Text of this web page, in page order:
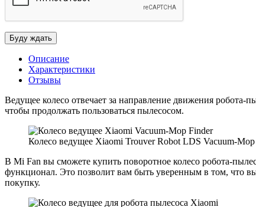
Описание
Характеристики
Отзывы
Ведущее колесо отвечает за направление движения робота-
чтобы продолжать пользоваться пылесосом.
Колесо ведущее Xiaomi Trouver Robot LDS Vacuum-
В Mi Fan вы сможете купить поворотное колесо робота-
функционал. Это позволит вам быть уверенным в том, что
покупку.